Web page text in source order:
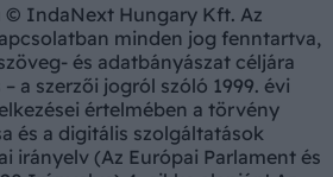
© IndaNext Hungary Kft. Az
minden jog fenntartva,
és adatbányászat céljára
a szerzői jogról szóló 1999. évi
értelmében a törvény
és a digitális szolgáltatások
irányelv (Az Európai Parlament és